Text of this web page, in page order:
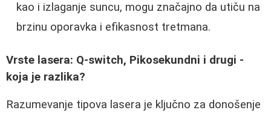
kao i izlaganje suncu, mogu značajno da utiču na
brzinu oporavka i efikasnost tretmana.
Vrste lasera: Q-switch, Pikosekundni i drugi -
koja je razlika?
Razumevanje tipova lasera je ključno za donošenje